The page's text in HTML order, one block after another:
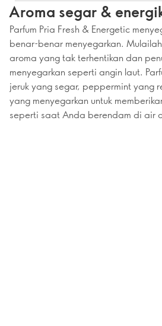
Aroma segar &
Parfum Pria Fresh & Energetic
benar-benar menyegarkan.
aroma yang tak terhentikan dan
menyegarkan seperti angin laut.
jeruk yang segar, peppermint yang
yang menyegarkan untuk
seperti saat Anda berendam di air